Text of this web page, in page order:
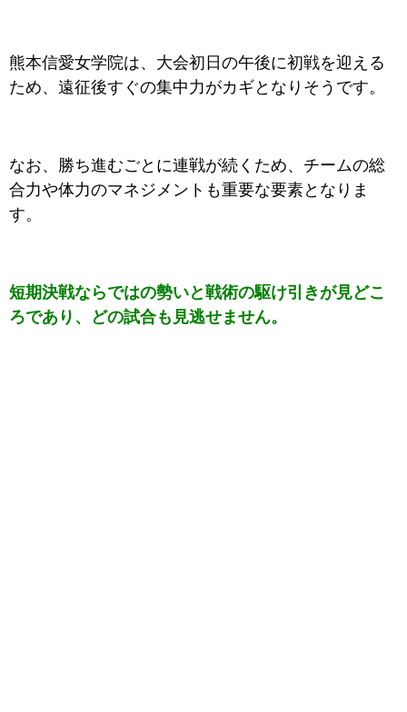
熊本信愛女学院は、大会初日の午後に初戦を迎える
ため、遠征後すぐの集中力がカギとなりそうです。
なお、勝ち進むごとに連戦が続くため、チームの総
合力や体力のマネジメントも重要な要素となりま
す。
短期決戦ならではの勢いと戦術の駆け引きが見どこ
ろであり、どの試合も見逃せません。